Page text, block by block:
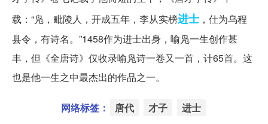
载：“凫，毗陵人，开成五年，李从实榜进士 ，仕为乌程
县令，有诗名。”1458作为进士出身，喻凫一生创作甚
丰，但《全唐诗》仅收录喻凫诗一卷又一首，计65首。这
也是他一生之中最杰出的作品之一。
网络标签： 唐代 才子 进士